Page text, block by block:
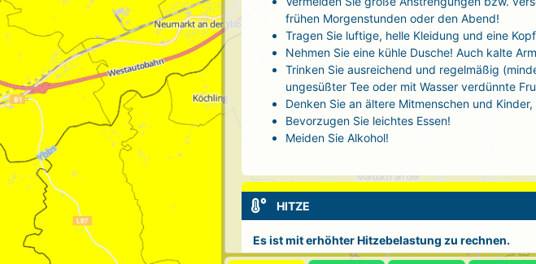
frühen Morgenstunden oder den Abend!
Tragen Sie luftige, helle Kleidung und eine
Nehmen Sie eine kühle Dusche! Auch kalte
Trinken Sie ausreichend und regelmäßig
ungesüßter Tee oder mit Wasser verdünnte
Denken Sie an ältere Mitmenschen und
Bevorzugen Sie leichtes Essen!
Meiden Sie Alkohol!
HITZE
Es ist mit erhöhter Hitzebelastung zu rechnen.